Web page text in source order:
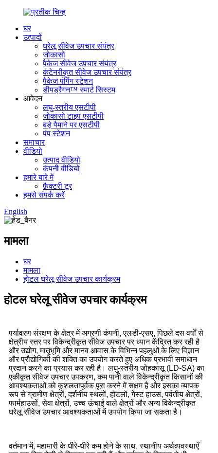
घर
उत्पादों
घरेलू सीवेज उपचार संयंत्र
जोकासो
पैकेज सीवेज उपचार संयंत्र
कंटेनरीकृत सीवेज उपचार संयंत्र
पैकेज पंपिंग स्टेशन
डीपड्रैगन™ स्मार्ट सिस्टम
आवेदन
लघु-स्तरीय एसटीपी
जोकासो टाइप एसटीपी
बड़े पैमाने पर एसटीपी
पंप स्टेशन
समाचार
वीडियो
उत्पाद वीडियो
कंपनी वीडियो
हमारे बारे में
फ़ैक्टरी टूर
हमसे संपर्क करें
English
मामला
घर
मामला
होटल घरेलू सीवेज उपचार कार्यक्रम
होटल घरेलू सीवेज उपचार कार्यक्रम
पर्यावरण संरक्षण के क्षेत्र में अग्रणी कंपनी, एलडी-एसए, पिछले दस वर्षों से
क्षेत्रीय स्तर पर विकेन्द्रीकृत सीवेज उपचार पर ध्यान केंद्रित कर रही है
और उद्योग, मातृभूमि और मानव आवास के विभिन्न पहलुओं के लिए विज्ञान
और प्रौद्योगिकी की शक्ति का उपयोग करते हुए अधिक प्रभावी समाधान
प्रदान करने का प्रयास कर रही है। लघु-स्तरीय जोहकासू (LD-SA) का
एकीकृत सीवेज उपचार उपकरण, कम पानी वाले विकेन्द्रीकृत किसानों की
आवश्यकताओं को कुशलतापूर्वक पूरा करने में सक्षम है और इसका व्यापक
रूप से ग्रामीण क्षेत्रों, दर्शनीय स्थलों, होटलों, गेस्ट हाउस, पर्वतीय क्षेत्रों,
फार्महाउसों, सेवा क्षेत्रों, उच्च ऊंचाई वाले क्षेत्रों और अन्य विकेन्द्रीकृत
घरेलू सीवेज उपचार आवश्यकताओं में उपयोग किया जा सकता है।
वर्तमान में, महामारी के धीरे-धीरे कम होने के साथ, स्थानीय अर्थव्यवस्थाएँ